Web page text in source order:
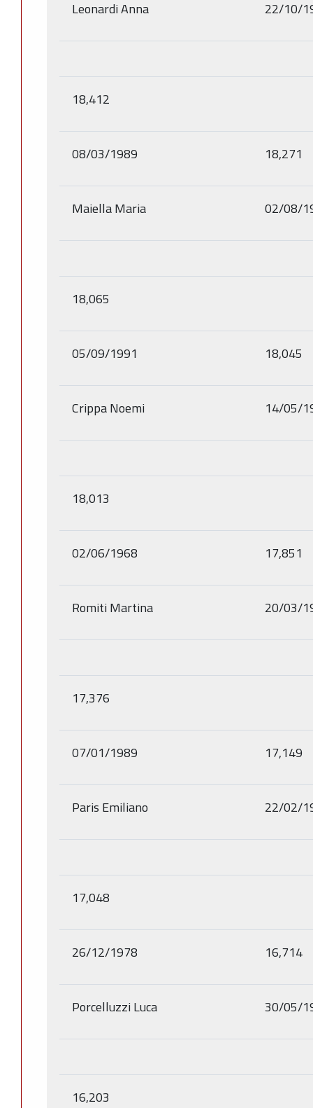
Leonardi Anna 22/10/
18,412
08/03/1989 18,271
Maiella Maria 02/08/
18,065
05/09/1991 18,045
Crippa Noemi 14/05/
18,013
02/06/1968 17,851
Romiti Martina 20/03/
17,376
07/01/1989 17,149
Paris Emiliano 22/02/
17,048
26/12/1978 16,714
Porcelluzzi Luca 30/05/
16,203